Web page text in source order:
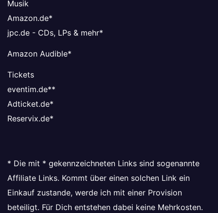
Musik
Amazon.de*
jpc.de - CDs, LPs & mehr*
Amazon Audible*
Tickets
eventim.de**
Adticket.de*
Reservix.de*
* Die mit * gekennzeichneten Links sind sogenannte
Affiliate Links. Kommt über einen solchen Link ein
Einkauf zustande, werde ich mit einer Provision
beteiligt. Für Dich entstehen dabei keine Mehrkosten.